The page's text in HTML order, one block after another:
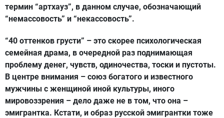
термин “артхауз”, в данном случае, обозначающий
“немассовость” и “некассовость”.
“40 оттенков грусти” – это скорее психологическая
семейная драма, в очередной раз поднимающая
проблему денег, чувств, одиночества, тоски и пустоты.
В центре внимания – союз богатого и известного
мужчины с женщиной иной культуры, иного
мировоззрения – дело даже не в том, что она –
эмигрантка. Кстати, и образ русской эмигрантки тоже